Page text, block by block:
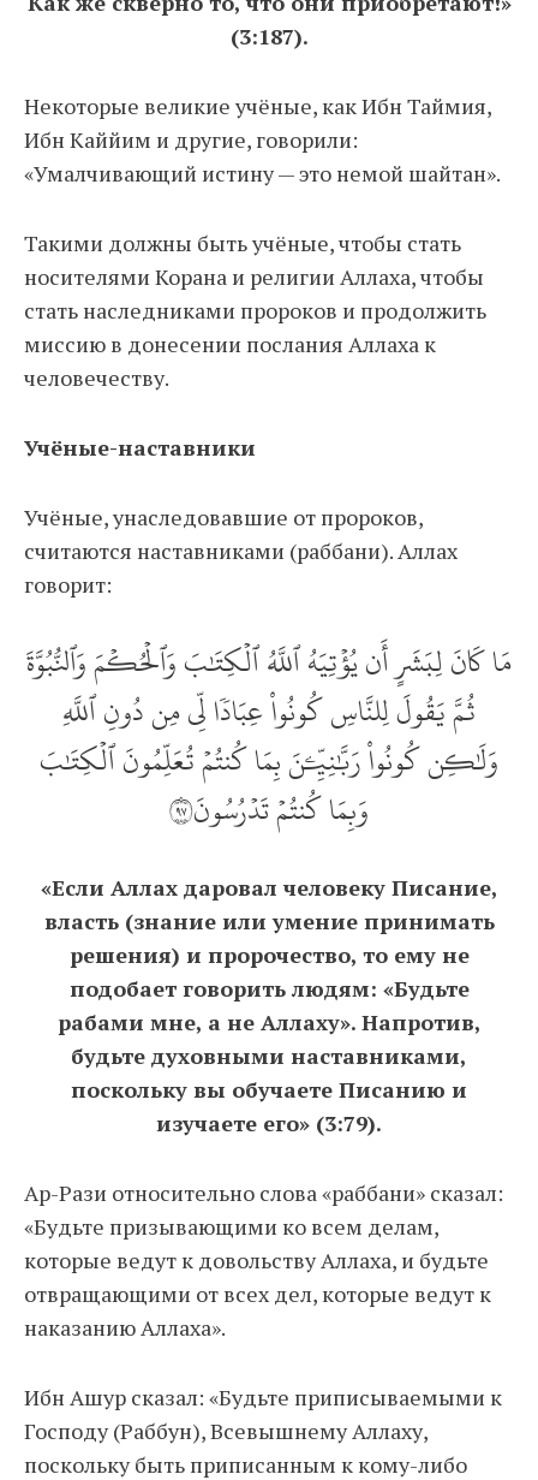
(3:187).
Некоторые великие учёные, как Ибн Таймия,
Ибн Каййим и другие, говорили:
«Умалчивающий истину — это немой шайтан».
Такими должны быть учёные, чтобы стать
носителями Корана и религии Аллаха, чтобы
стать наследниками пророков и продолжить
миссию в донесении послания Аллаха к
человечеству.
Учёные-наставники
Учёные, унаследовавшие от пророков,
считаются наставниками (раббани). Аллах
говорит:
مَا كَانَ لِبَشَرٍ أَن يُؤۡتِيَهُ ٱللَّهُ ٱلۡكِتَٰبَ وَٱلۡحُكۡمَ وَٱلنُّبُوَّةَ
ثُمَّ يَقُولَ لِلنَّاسِ كُونُواْ عِبَادٗا لِّي مِن دُونِ ٱللَّهِ
وَلَٰكِن كُونُواْ رَبَّٰنِيِّ‍ۧنَ بِمَا كُنتُمۡ تُعَلِّمُونَ ٱلۡكِتَٰبَ
وَبِمَا كُنتُمۡ تَدۡرُسُونَ٧٩
«Если Аллах даровал человеку Писание,
власть (знание или умение принимать
решения) и пророчество, то ему не
подобает говорить людям: «Будьте
рабами мне, а не Аллаху». Напротив,
будьте духовными наставниками,
поскольку вы обучаете Писанию и
изучаете его» (3:79).
Ар-Рази относительно слова «раббани» сказал:
«Будьте призывающими ко всем делам,
которые ведут к довольству Аллаха, и будьте
отвращающими от всех дел, которые ведут к
наказанию Аллаха».
Ибн Ашур сказал: «Будьте приписываемыми к
Господу (Раббун), Всевышнему Аллаху,
поскольку быть приписанным к кому-либо